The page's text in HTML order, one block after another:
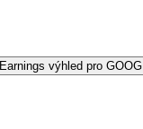
Earnings výhled pro GOOG